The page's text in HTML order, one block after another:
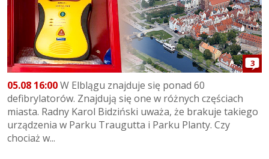
3
05.08 16:00W Elblągu znajduje się ponad 60
defibrylatorów. Znajdują się one w różnych częściach
miasta. Radny Karol Bidziński uważa, że brakuje takiego
urządzenia w Parku Traugutta i Parku Planty. Czy
chociaż w...